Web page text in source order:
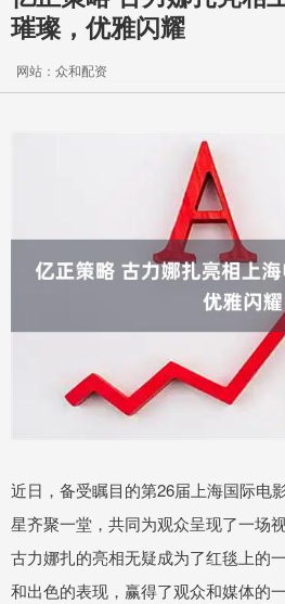
璀璨，优雅闪耀
网站：众和配资
近日，备受瞩目的第26届上海国际电
星齐聚一堂，共同为观众呈现了一场
古力娜扎的亮相无疑成为了红毯上的
和出色的表现，赢得了观众和媒体的一